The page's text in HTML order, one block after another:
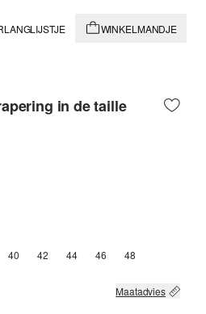
WINKELMANDJE
in de taille
OUT OF STOCK
40 42 44 46 48
Maatadvies